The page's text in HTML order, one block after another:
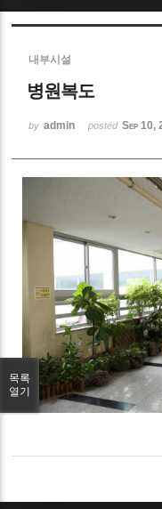
내부시설
병원복도
by admin posted Sep 10,
목록
열기